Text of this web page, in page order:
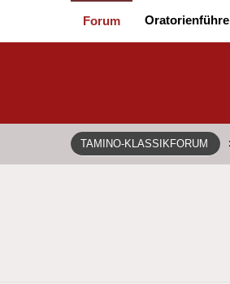
Forum
TAMINO-KLASSIKFORUM